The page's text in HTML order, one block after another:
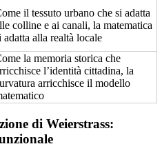
il tessuto urbano che si adatta
colline e ai canali, la matematica
adatta alla realtà locale
la memoria storica che
l’identità cittadina, la
arricchisce il modello
di Weierstrass: